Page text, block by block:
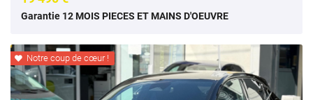
Garantie 12 MOIS PIECES ET MAINS D'OEUVRE
 Notre coup de cœur !